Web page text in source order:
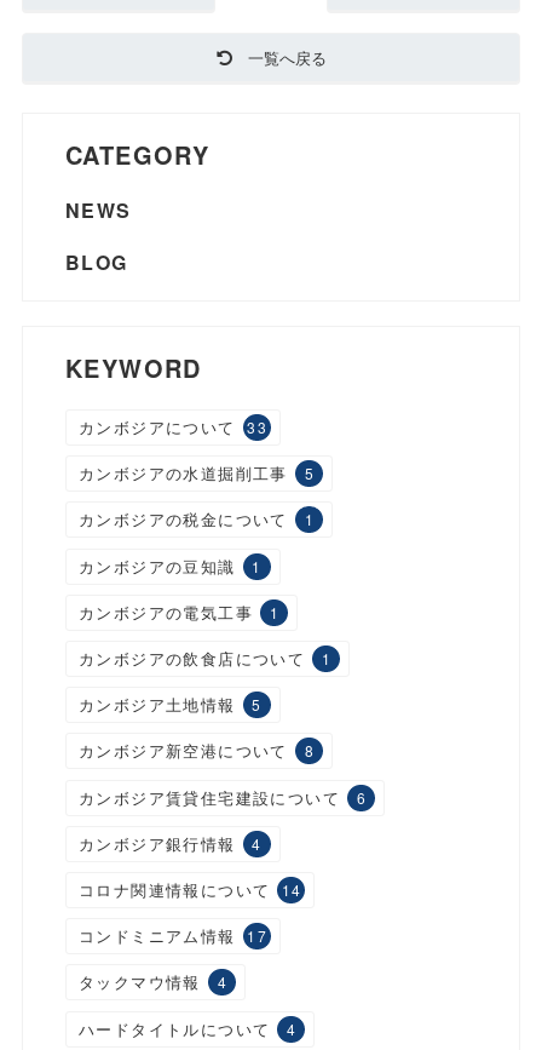
一覧へ戻る
CATEGORY
NEWS
BLOG
KEYWORD
カンボジアについて 33
カンボジアの水道掘削工事 5
カンボジアの税金について 1
カンボジアの豆知識 1
カンボジアの電気工事 1
カンボジアの飲食店について 1
カンボジア土地情報 5
カンボジア新空港について 8
カンボジア賃貸住宅建設について 6
カンボジア銀行情報 4
コロナ関連情報について 14
コンドミニアム情報 17
タックマウ情報 4
ハードタイトルについて 4